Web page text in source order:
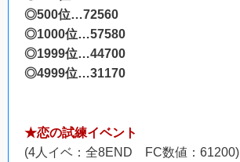
◎500位…72560
◎1000位…57580
◎1999位…44700
◎4999位…31170
★恋の試練イベント
(4人イベ：全8END FC数値：61200)